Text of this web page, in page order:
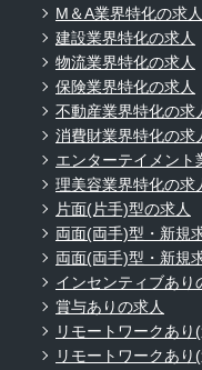
M＆A業界特化の求人
建設業界特化の求人
物流業界特化の求人
保険業界特化の求人
不動産業界特化の求
消費財業界特化の求
エンターテイメント
理美容業界特化の求
片面(片手)型の求人
両面(両手)型・新規
両面(両手)型・新規
インセンティブあり
賞与ありの求人
リモートワークあり
リモートワークあり